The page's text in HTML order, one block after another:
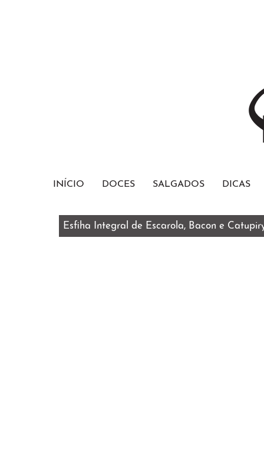
INÍCIO DOCES SALGADOS DICAS
Esfiha Integral de Escarola, Bacon e